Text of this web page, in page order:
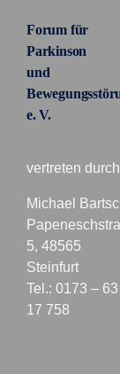
Forum für
Parkinson
und
e. V.
vertreten
Michael
5, 48565
Steinfurt
Tel.: 0173 – 63
17 758